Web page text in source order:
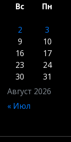
Август 2026
Вс Пн
2
3
9
10
16
17
23
24
30
31
« Июл